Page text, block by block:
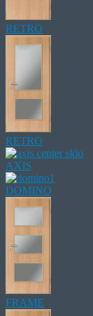
RETRO
RETRO
AXIS
DOMINO
FRAME